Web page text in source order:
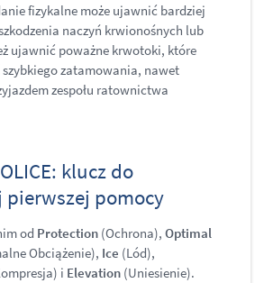
fizykalne może ujawnić bardziej
naczyń krwionośnych lub
ujawnić poważne krwotoki, które
zatamowania, nawet
zespołu ratownictwa
klucz do
pierwszej pomocy
od Protection (Ochrona), Optimal
Obciążenie), Ice (Lód),
i Elevation (Uniesienie).